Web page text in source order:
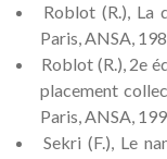
Roblot (R.), La
Paris, ANSA,
Roblot (R.), 2e
placement
Paris, ANSA,
Sekri (F.), Le